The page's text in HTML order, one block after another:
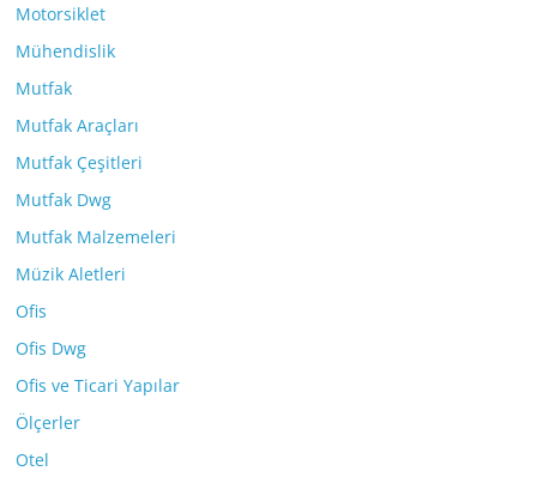
Motorsiklet
Mühendislik
Mutfak
Mutfak Araçları
Mutfak Çeşitleri
Mutfak Dwg
Mutfak Malzemeleri
Müzik Aletleri
Ofis
Ofis Dwg
Ofis ve Ticari Yapılar
Ölçerler
Otel